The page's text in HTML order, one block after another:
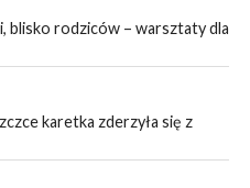
blisko rodziców – warsztaty dla
karetka zderzyła się z